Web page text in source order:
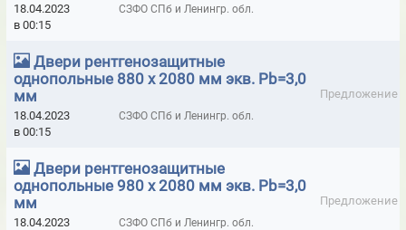
КОМБИНЕЗОНЫ ОДНОРАЗОВЫЕ КАСПЕР
КОМПЛЕКТЫ СРЕДСТВ ЗАЩИТЫ ДО 1000В
КОМПЛЕКТЫ СРЕДСТВ ЗАЩИТЫ СВЫШЕ 1000В
КОРОБКИ МОНТАЖНЫЕ ОГНЕСТОЙКИЕ IP41
ЛИЦЕВЫЕ ЧАСТИ К ПРОТИВОГАЗАМ ППФ-5
МАСКИ И ПОЛУМАСКИ 3M
МАСКИ МЕДИЦИНСКИЕ И ГИГИЕНИЧЕСКИЕ
18.04.2023
в 00:15
СЗФО СПб и Ленингр. обл.
Двери рентгенозащитные
однопольные 880 х 2080 мм экв. Pb=3,0
мм
Предложение
18.04.2023
в 00:15
СЗФО СПб и Ленингр. обл.
Двери рентгенозащитные
однопольные 980 х 2080 мм экв. Pb=3,0
мм
Предложение
18.04.2023
СЗФО СПб и Ленингр. обл.